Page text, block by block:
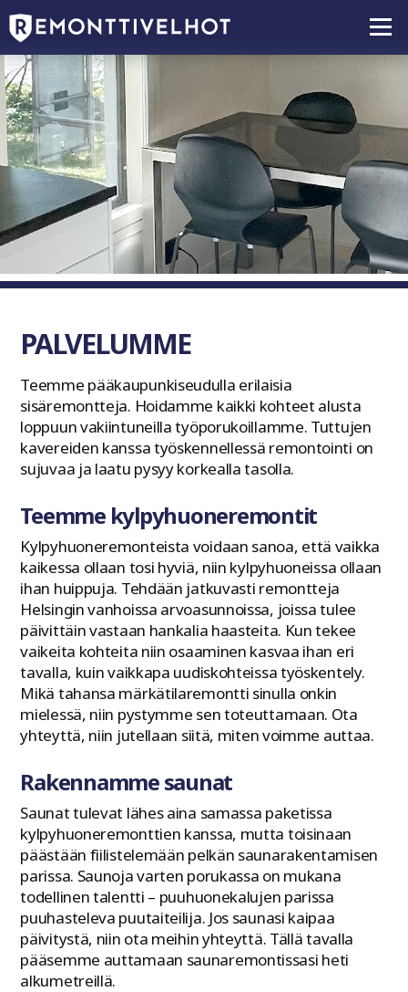
PALVELUMME
Teemme pääkaupunkiseudulla erilaisia
sisäremontteja. Hoidamme kaikki kohteet alusta
loppuun vakiintuneilla työporukoillamme. Tuttujen
kavereiden kanssa työskennellessä remontointi on
sujuvaa ja laatu pysyy korkealla tasolla.
Teemme kylpyhuoneremontit
Kylpyhuoneremonteista voidaan sanoa, että vaikka
kaikessa ollaan tosi hyviä, niin kylpyhuoneissa ollaan
ihan huippuja. Tehdään jatkuvasti remontteja
Helsingin vanhoissa arvoasunnoissa, joissa tulee
päivittäin vastaan hankalia haasteita. Kun tekee
vaikeita kohteita niin osaaminen kasvaa ihan eri
tavalla, kuin vaikkapa uudiskohteissa työskentely.
Mikä tahansa märkätilaremontti sinulla onkin
mielessä, niin pystymme sen toteuttamaan. Ota
yhteyttä, niin jutellaan siitä, miten voimme auttaa.
Rakennamme saunat
Saunat tulevat lähes aina samassa paketissa
kylpyhuoneremonttien kanssa, mutta toisinaan
päästään fiilistelemään pelkän saunarakentamisen
parissa. Saunoja varten porukassa on mukana
todellinen talentti – puuhuonekalujen parissa
puuhasteleva puutaiteilija. Jos saunasi kaipaa
päivitystä, niin ota meihin yhteyttä. Tällä tavalla
pääsemme auttamaan saunaremontissasi heti
alkumetreillä.